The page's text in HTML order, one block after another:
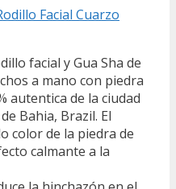
Facial Cuarzo
facial y Gua Sha de
a mano con piedra
autentica de la ciudad
Bahia, Brazil. El
color de la piedra de
calmante a la